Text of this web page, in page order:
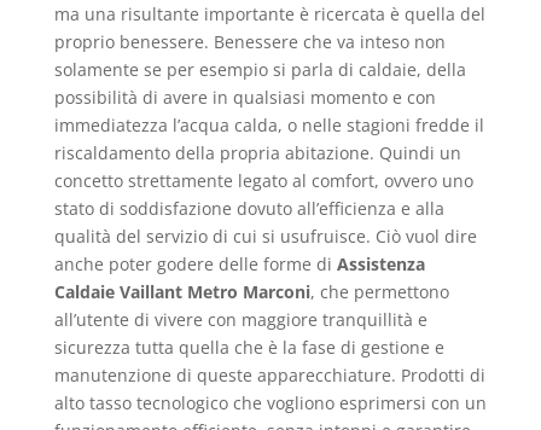
ma una risultante importante è ricercata è quella del
proprio benessere. Benessere che va inteso non
solamente se per esempio si parla di caldaie, della
possibilità di avere in qualsiasi momento e con
immediatezza l’acqua calda, o nelle stagioni fredde il
riscaldamento della propria abitazione. Quindi un
concetto strettamente legato al comfort, ovvero uno
stato di soddisfazione dovuto all’efficienza e alla
qualità del servizio di cui si usufruisce. Ciò vuol dire
anche poter godere delle forme di Assistenza
Caldaie Vaillant Metro Marconi, che permettono
all’utente di vivere con maggiore tranquillità e
sicurezza tutta quella che è la fase di gestione e
manutenzione di queste apparecchiature. Prodotti di
alto tasso tecnologico che vogliono esprimersi con un